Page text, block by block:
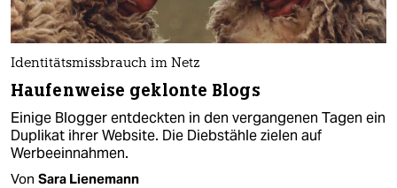
Identitätsmissbrauch im Netz
Haufenweise geklonte Blogs
Einige Blogger entdeckten in den vergangenen Tagen ein
Duplikat ihrer Website. Die Diebstähle zielen auf
Werbeeinnahmen.
Von Sara Lienemann